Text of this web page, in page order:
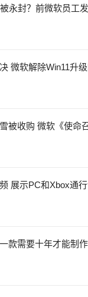
永封？前微软员工
微软解除Win11升级
被收购 微软《使命
展示PC和Xbox通
款需要十年才能制